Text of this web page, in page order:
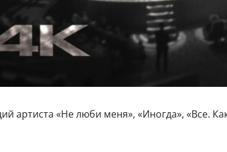
артиста «Не люби меня», «Иногда», «Все.